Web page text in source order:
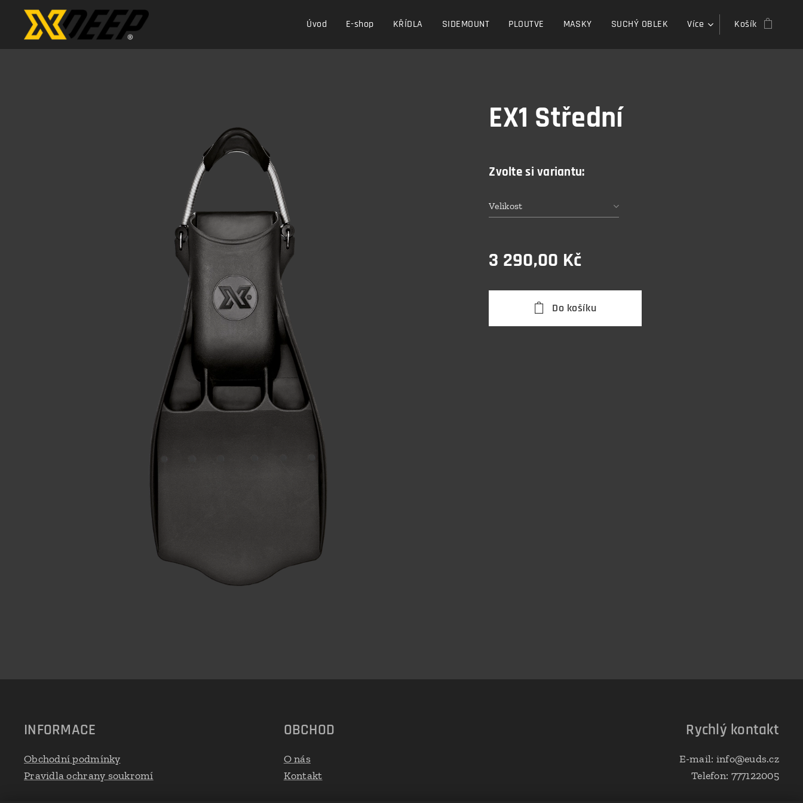
Úvod E-shop KŘÍDLA SIDEMOUNT PLOUTVE MASKY SUCHÝ OBLEK Více Košík
EX1 Střední
Zvolte si variantu:
Velikost
3 290,00 Kč
Do košíku
INFORMACE
Obchodní podmínky
Pravidla ochrany soukromí
OBCHOD
O nás
Kontakt
Rychlý kontakt
E-mail: info@euds.cz
Telefon: 777122005